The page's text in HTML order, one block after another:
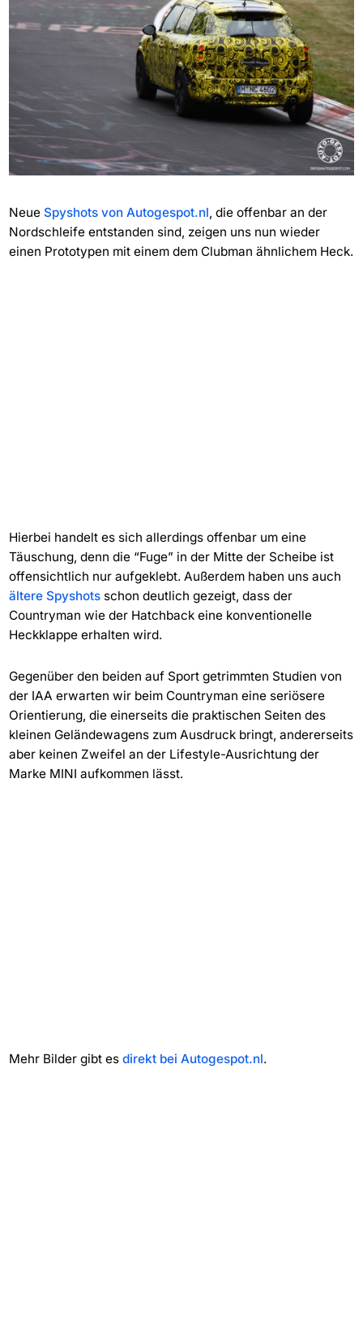
Neue Spyshots von Autogespot.nl, die offenbar an der
Nordschleife entstanden sind, zeigen uns nun wieder
einen Prototypen mit einem dem Clubman ähnlichem Heck.
Hierbei handelt es sich allerdings offenbar um eine
Täuschung, denn die “Fuge” in der Mitte der Scheibe ist
offensichtlich nur aufgeklebt. Außerdem haben uns auch
ältere Spyshotsschon deutlich gezeigt, dass der
Countryman wie der Hatchback eine konventionelle
Heckklappe erhalten wird.
Gegenüber den beiden auf Sport getrimmten Studien von
der IAA erwarten wir beim Countryman eine seriösere
Orientierung, die einerseits die praktischen Seiten des
kleinen Geländewagens zum Ausdruck bringt, andererseits
aber keinen Zweifel an der Lifestyle-Ausrichtung der
Marke MINI aufkommen lässt.
Mehr Bilder gibt es direkt bei Autogespot.nl.